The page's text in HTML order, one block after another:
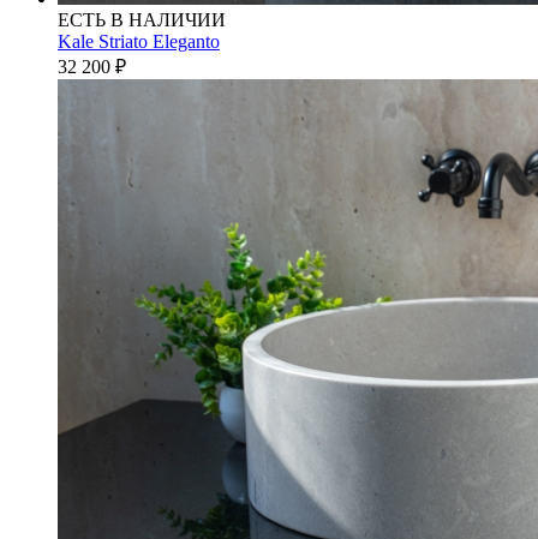
ЕСТЬ В НАЛИЧИИ
Kale Striato Eleganto
32 200 ₽